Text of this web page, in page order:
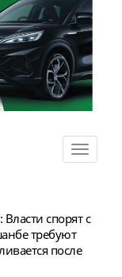
Toggle
спорят с
требуют
после